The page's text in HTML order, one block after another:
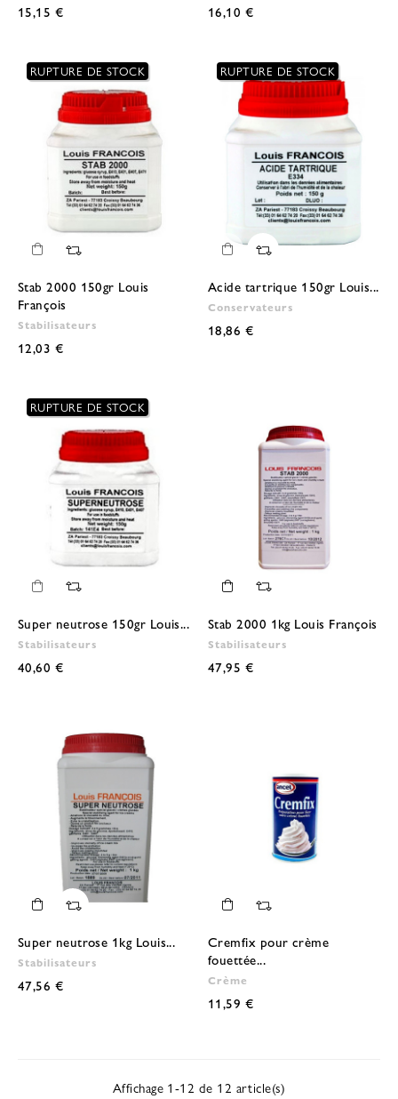
15,15 € 16,10 €
RUPTURE DE STOCK
Stab 2000 150gr Louis
François
Stabilisateurs
12,03 €
RUPTURE DE STOCK
Acide tartrique 150gr Louis...
Conservateurs
18,86 €
RUPTURE DE STOCK
Super neutrose 150gr Louis...
Stabilisateurs
40,60 €
Stab 2000 1kg Louis François
Stabilisateurs
47,95 €
Super neutrose 1kg Louis...
Stabilisateurs
47,56 €
Cremfix pour crème
fouettée...
Crème
11,59 €
Affichage 1-12 de 12 article(s)